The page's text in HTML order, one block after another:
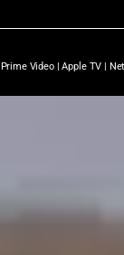
Prime Video|Apple TV |